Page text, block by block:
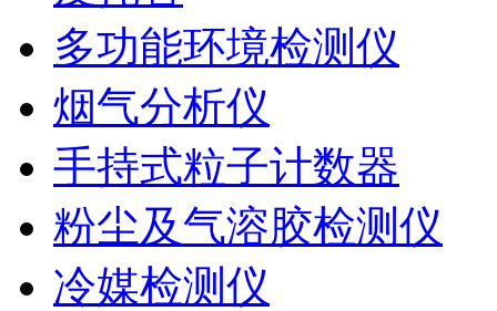
多功能环境检测仪
烟气分析仪
手持式粒子计数器
粉尘及气溶胶检测仪
冷媒检测仪